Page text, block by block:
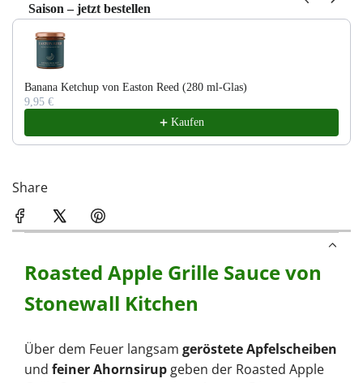
Saison – jetzt bestellen
Use the Previous and Next buttons to navigate through product
Banana Ketchup von Easton Reed (280 ml-Glas)
9,95 €
Kaufen
Share
Roasted Apple Grille Sauce von
Stonewall Kitchen
Über dem Feuer langsam geröstete Apfelscheiben
und feiner Ahornsirup geben der Roasted Apple